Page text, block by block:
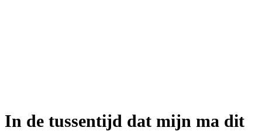
In de tussentijd dat mijn ma dit